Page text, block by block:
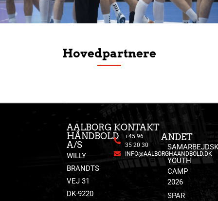
Hovedpartnere
AALBORG
HÅNDBOLD
A/S
WILLY
BRANDTS
VEJ 31
DK-9220
KONTAKT
+45 96
35 20 30
INFO@AALBORGHAANDBOLD.DK
ANDET
YOUTH
CAMP
2026
SPAR